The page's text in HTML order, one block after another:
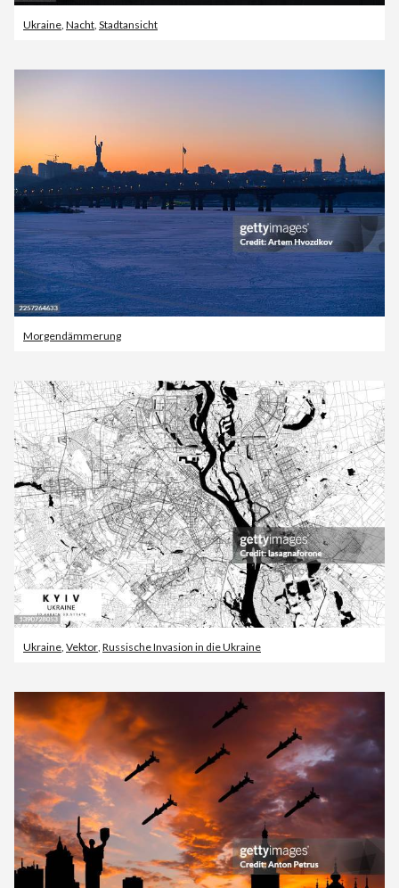
Ukraine Nacht Stadtansicht
Morgendämmerung
Ukraine Vektor Russische Invasion in die Ukraine